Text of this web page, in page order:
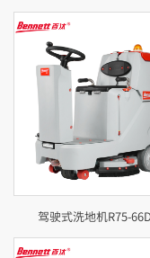
驾驶式洗地机R75-